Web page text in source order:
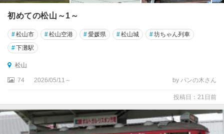
初めての松山～1～
#松山市 #松山空港 #愛媛県 #松山城 #坊ちゃん列車
#下灘駅
松山
74 2026/05/11～ by パンの木さん
投稿日：21日前